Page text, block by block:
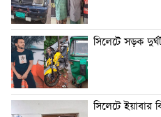
সিলেটে সড়ক
সিলেটে